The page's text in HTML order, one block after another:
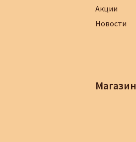
Акции
Новости
Магазин